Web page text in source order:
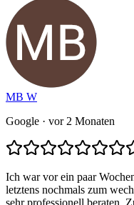
MB W
Google · vor 2 Monaten
Ich war vor ein paar
letztens nochmals zum
sehr professionell beraten.